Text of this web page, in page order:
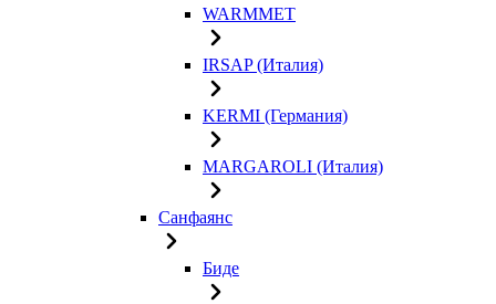
WARMMET
IRSAP (Италия)
KERMI (Германия)
MARGAROLI (Италия)
Санфаянс
Биде